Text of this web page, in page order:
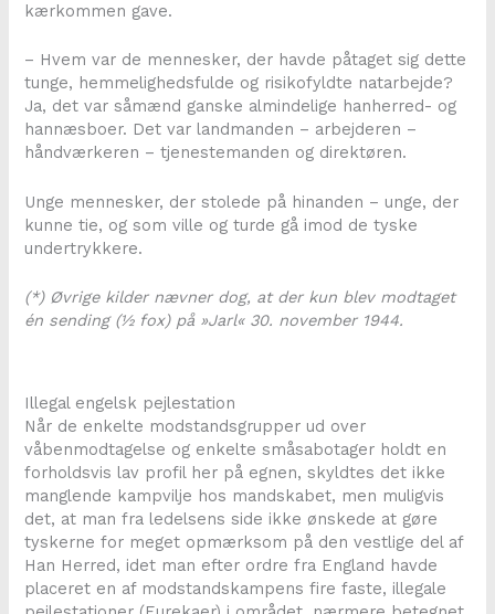
kærkommen gave.
– Hvem var de mennesker, der havde påtaget sig dette
tunge, hemmelighedsfulde og risikofyldte natarbejde?
Ja, det var såmænd ganske almindelige hanherred- og
hannæsboer. Det var landmanden – arbejderen –
håndværkeren – tjenestemanden og direktøren.
Unge mennesker, der stolede på hinanden – unge, der
kunne tie, og som ville og turde gå imod de tyske
undertrykkere.
(*) Øvrige kilder nævner dog, at der kun blev modtaget
én sending (½ fox) på »Jarl« 30. november 1944.
Illegal engelsk pejlestation
Når de enkelte modstandsgrupper ud over
våbenmodtagelse og enkelte småsabotager holdt en
forholdsvis lav profil her på egnen, skyldtes det ikke
manglende kampvilje hos mandskabet, men muligvis
det, at man fra ledelsens side ikke ønskede at gøre
tyskerne for meget opmærksom på den vestlige del af
Han Herred, idet man efter ordre fra England havde
placeret en af modstandskampens fire faste, illegale